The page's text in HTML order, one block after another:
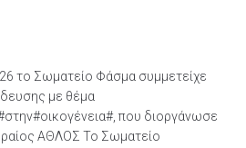
το Σωματείο Φάσμα συμμετείχε
με θέμα
που διοργάνωσε
ΑΘΛΟΣ Το Σωματείο